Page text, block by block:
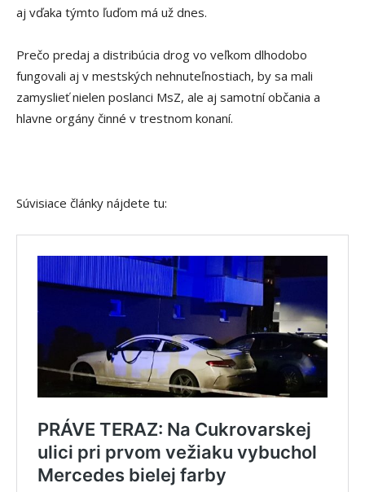
aj vďaka týmto ľuďom má už dnes.
Prečo predaj a distribúcia drog vo veľkom dlhodobo
fungovali aj v mestských nehnuteľnostiach, by sa mali
zamyslieť nielen poslanci MsZ, ale aj samotní občania a
hlavne orgány činné v trestnom konaní.
Súvisiace články nájdete tu: